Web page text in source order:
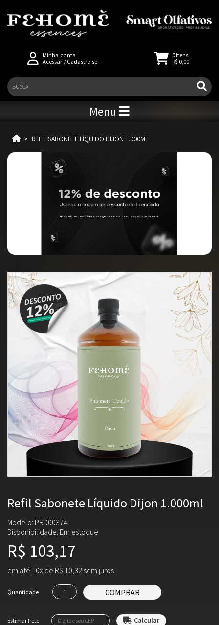
Minha conta
Acessar/ Cadastre-se
0Itens
R$ 0,00
Menu
REFIL SABONETE LÍQUIDO DIJON 1.000ML
Refil Sabonete Líquido Dijon 1.000ml
Modelo: PRD00374
Disponibilidade: Em estoque
R$ 103,17
em até 10x de R$ 10,32 sem juros
Quantidade COMPRAR